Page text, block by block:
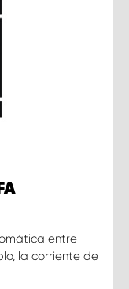
entre
la corriente de